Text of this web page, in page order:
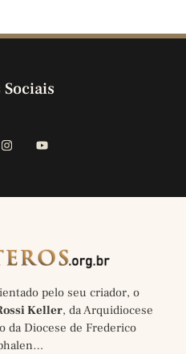
Sociais
pelo seu criador, o
Keller, da Arquidiocese
da Diocese de Frederico